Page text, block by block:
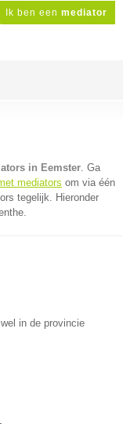
Ik ben een mediator
in Eemster. Ga
mediators om via één
tegelijk. Hieronder
in de provincie